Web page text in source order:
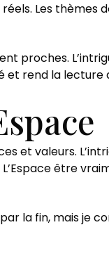
Les thèmes
proches.
et rend la lecture
et valeurs.
être
la fin, mais je